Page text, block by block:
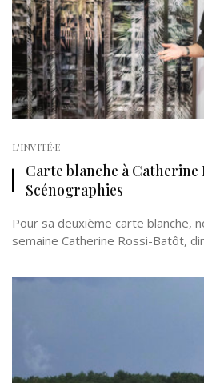
L'INVITÉ·E
Carte blanche à Catherine
Scénographies
Pour sa deuxième carte blanche,
semaine Catherine Rossi-Batôt,